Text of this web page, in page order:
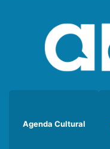
Agenda Cultural